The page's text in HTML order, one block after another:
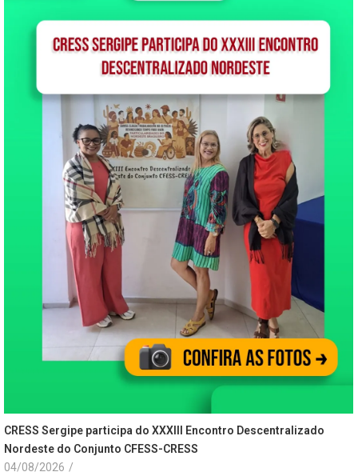
CRESS Sergipe participa do XXXIII Encontro Descentralizado
Nordeste do Conjunto CFESS-CRESS
04/08/2026 /